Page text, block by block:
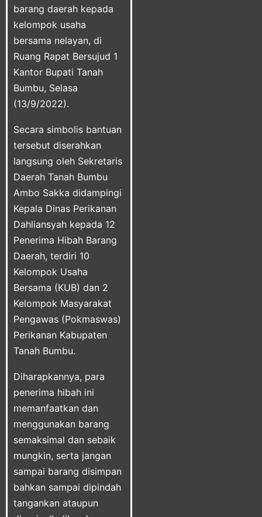
barang daerah kepada
kelompok usaha
bersama nelayan, di
Ruang Rapat Bersujud 1
Kantor Bupati Tanah
Bumbu, Selasa
(13/9/2022).
Secara simbolis bantuan
tersebut diserahkan
langsung oleh Sekretaris
Daerah Tanah Bumbu
Ambo Sakka didampingi
Kepala Dinas Perikanan
Dahliansyah kepada 12
Penerima Hibah Barang
Daerah, terdiri 10
Kelompok Usaha
Bersama (KUB) dan 2
Kelompok Masyarakat
Pengawas (Pokmaswas)
Perikanan Kabupaten
Tanah Bumbu.
Diharapkannya, para
penerima hibah ini
memanfaatkan dan
menggunakan barang
semaksimal dan sebaik
mungkin, serta jangan
sampai barang disimpan
bahkan sampai dipindah
tangankan ataupun